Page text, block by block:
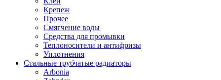
Крепеж
Прочее
Смягчение воды
Средства для промывки
Теплоносители и антифризы
Уплотнения
Стальные трубчатые радиаторы
Arbonia